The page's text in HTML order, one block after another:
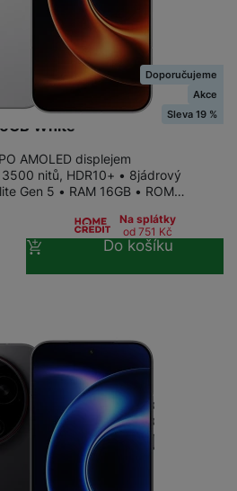
White
Doporučujeme
Akce
Sleva 19 %
AMOLED displejem
nitů, HDR10+ • 8jádrový
Gen 5 • RAM 16GB • ROM…
Na splátky
od 751 Kč
Do košíku